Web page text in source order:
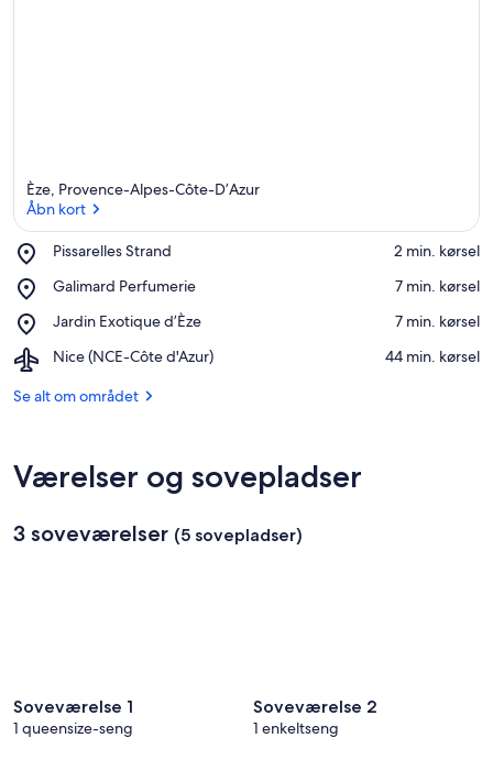
Èze, Provence-Alpes-Côte-D’Azur
Åbn kort
Pissarelles Strand
Place,
Strand
‪2 min. kørsel‬
Galimard Perfumerie
Place,
Perfumerie
‪7 min. kørsel‬
Jardin Exotique d’Èze
Place,
Exotique
‪7 min. kørsel‬
Nice (NCE-Côte d'Azur)
Airport,
(NCE-
‪44 min. kørsel‬
Se alt om området
Værelser og sovepladser
3 soveværelser (5 sovepladser)
Soveværelse 1
1 queensize-seng
Soveværelse 2
1 enkeltseng